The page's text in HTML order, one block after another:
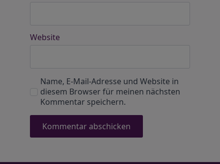
Website
Name, E-Mail-Adresse und Website in
diesem Browser für meinen nächsten
Kommentar speichern.